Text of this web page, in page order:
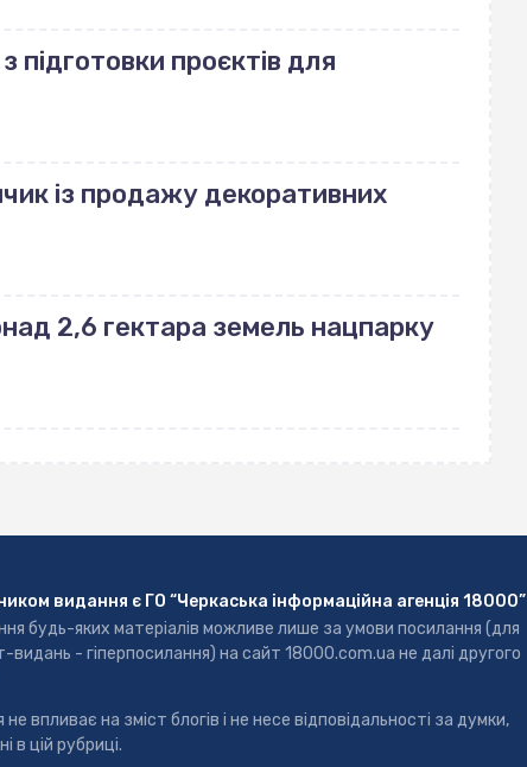
підготовки проєктів для
із продажу декоративних
2,6 гектара земель нацпарку
видання є ГО “Черкаська інформаційна агенція 18000”
будь-яких матеріалів можливе лише за умови посилання (для
видань - гіперпосилання) на сайт 18000.com.ua не далі другого
не впливає на зміст блогів і не несе відповідальності за думки,
в цій рубриці.